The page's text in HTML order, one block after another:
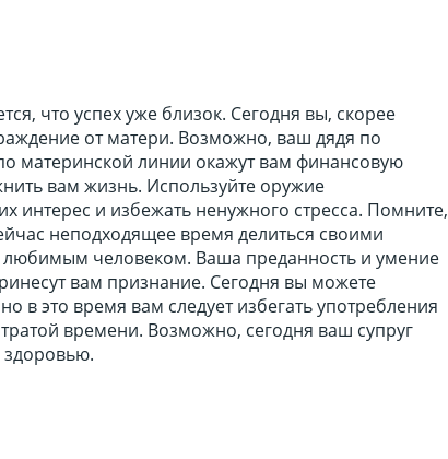
что успех уже близок. Сегодня вы, скорее
от матери. Возможно, ваш дядя по
материнской линии окажут вам финансовую
вам жизнь. Используйте оружие
интерес и избежать ненужного стресса. Помните,
неподходящее время делиться своими
человеком. Ваша преданность и умение
вам признание. Сегодня вы можете
в это время вам следует избегать употребления
тратой времени. Возможно, сегодня ваш супруг